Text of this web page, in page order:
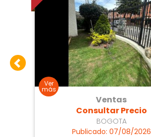
Ventas
Consultar Precio
BOGOTA
Publicado: 07/08/2026